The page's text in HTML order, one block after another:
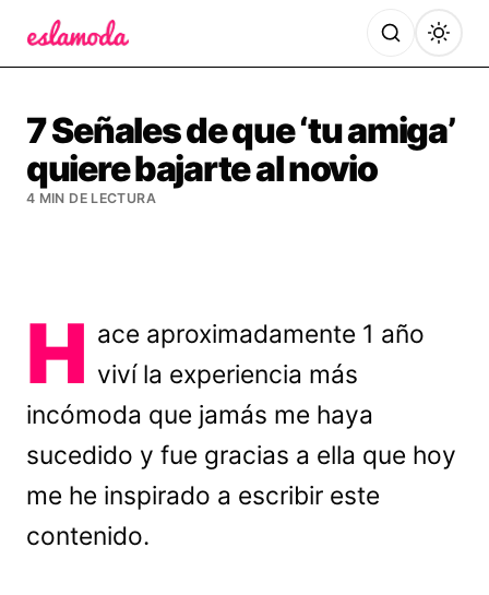
7 Señales de que ‘tu amiga’
quiere bajarte al novio
4 MIN DE LECTURA
H ace aproximadamente 1 año
viví la experiencia más
incómoda que jamás me haya
sucedido y fue gracias a ella que hoy
me he inspirado a escribir este
contenido.